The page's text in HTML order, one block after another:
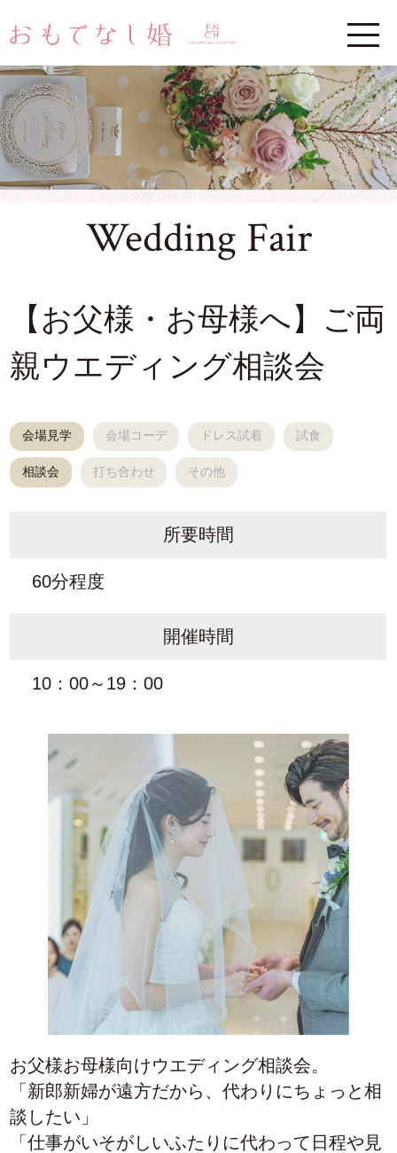
Wedding Fair
【お父様・お母様へ】ご両
親ウエディング相談会
会場見学 会場コーデ ドレス試着 試食
相談会 打ち合わせ その他
所要時間
60分程度
開催時間
10：00～19：00
お父様お母様向けウエディング相談会。
「新郎新婦が遠方だから、代わりにちょっと相
談したい」
「仕事がいそがしいふたりに代わって日程や見